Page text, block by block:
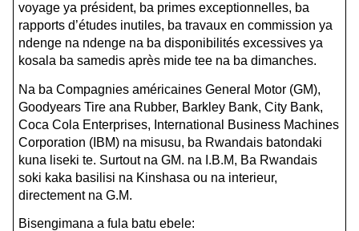
voyage ya président, ba primes exceptionnelles, ba
rapports d’études inutiles, ba travaux en commission ya
ndenge na ndenge na ba disponibilités excessives ya
kosala ba samedis après mide tee na ba dimanches.
Na ba Compagnies américaines General Motor (GM),
Goodyears Tire ana Rubber, Barkley Bank, City Bank,
Coca Cola Enterprises, International Business Machines
Corporation (IBM) na misusu, ba Rwandais batondaki
kuna liseki te. Surtout na GM. na I.B.M, Ba Rwandais
soki kaka basilisi na Kinshasa ou na interieur,
directement na G.M.
Bisengimana a fula batu ebele: